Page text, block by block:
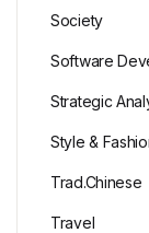
Society
Software
Strategic
Style &
Trad.Chinese
Travel